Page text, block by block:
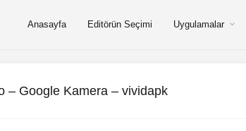
Anasayfa Editörün Seçimi Uygulamalar
– Google Kamera – vividapk